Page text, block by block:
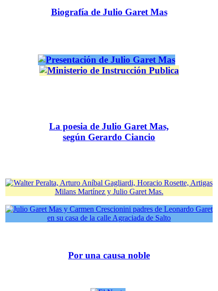
Biografía de Julio Garet Mas
La poesia de Julio Garet Mas,
según Gerardo Ciancio
Por una causa noble